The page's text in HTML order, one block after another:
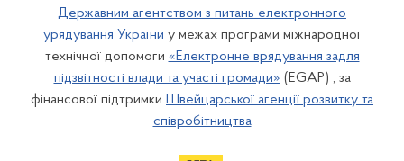
Державним агентством з питань електронного
урядування України у межах програми міжнародної
технічної допомоги «Електронне врядування задля
підзвітності влади та участі громади» (EGAP) , за
фінансової підтримки Швейцарської агенції розвитку та
співробітництва